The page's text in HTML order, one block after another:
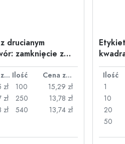
drucianym
zamknięcie z
Cena za sztukę Ilość
Cena za sztukę
zł
zł
zł
100
15,29 zł
250
13,78 zł
540
13,74 zł
Ilość
1
10
20
50